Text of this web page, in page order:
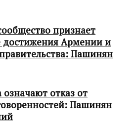
признает
достижения Армении и
Пашинян
отказ от
Пашинян